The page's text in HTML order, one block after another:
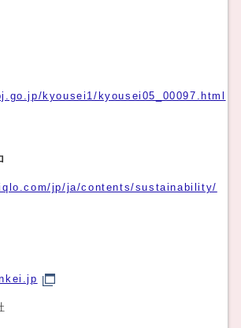
kyousei1/kyousei05_00097.html
jp/ja/contents/sustainability/